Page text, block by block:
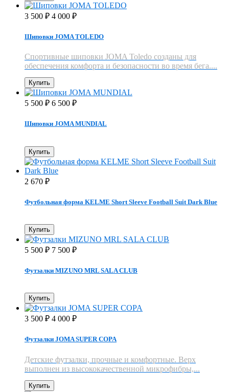
3 500 ₽ 4 000 ₽
Шиповки JOMA TOLEDO
Спортивные шиповки JOMA Toledo созданы для
обеспечения комфорта и безопасности во время бега....
Купить
5 500 ₽ 6 500 ₽
Шиповки JOMA MUNDIAL
Купить
2 670 ₽
Футбольная форма KELME Short Sleeve Football Suit Dark Blue
Купить
5 500 ₽ 7 500 ₽
Футзалки MIZUNO MRL SALA CLUB
Купить
3 500 ₽ 4 000 ₽
Футзалки JOMA SUPER COPA
Детские футзалки, прочные и комфортные. Верх
выполнен из высококачественной микрофибры,...
Купить